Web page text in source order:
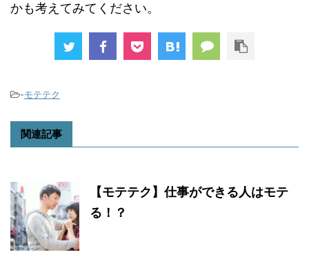
かも考えてみてください。
-モテテク
関連記事
【モテテク】仕事ができる人はモテ
る！？